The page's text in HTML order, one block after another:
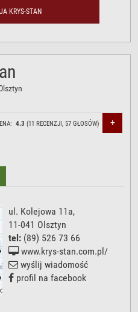
KRYS-STAN
4.3 (11 RECENZJI, 57 GŁOSÓW) +
ul. Kolejowa 11a,
11-041 Olsztyn
tel: (89) 526 73 66
www.krys-stan.com.pl/
wyślij wiadomość
profil na facebook